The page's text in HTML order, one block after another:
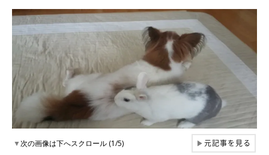
▼次の画像は下へスクロール (1/5) ▶元記事を見る